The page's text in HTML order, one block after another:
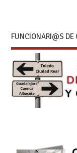
FUNCIONARI@S DE